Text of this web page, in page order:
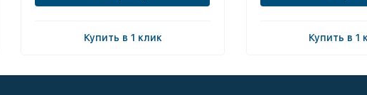
Купить в 1 клик Купить в 1